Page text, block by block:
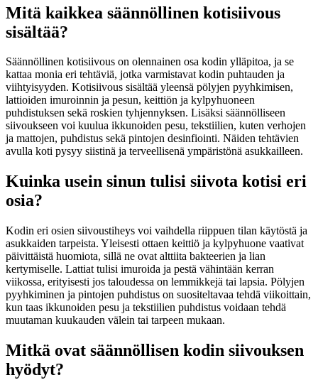
Mitä kaikkea säännöllinen kotisiivous
sisältää?
Säännöllinen kotisiivous on olennainen osa kodin ylläpitoa, ja se
kattaa monia eri tehtäviä, jotka varmistavat kodin puhtauden ja
viihtyisyyden. Kotisiivous sisältää yleensä pölyjen pyyhkimisen,
lattioiden imuroinnin ja pesun, keittiön ja kylpyhuoneen
puhdistuksen sekä roskien tyhjennyksen. Lisäksi säännölliseen
siivoukseen voi kuulua ikkunoiden pesu, tekstiilien, kuten verhojen
ja mattojen, puhdistus sekä pintojen desinfiointi. Näiden tehtävien
avulla koti pysyy siistinä ja terveellisenä ympäristönä asukkailleen.
Kuinka usein sinun tulisi siivota kotisi eri
osia?
Kodin eri osien siivoustiheys voi vaihdella riippuen tilan käytöstä ja
asukkaiden tarpeista. Yleisesti ottaen keittiö ja kylpyhuone vaativat
päivittäistä huomiota, sillä ne ovat alttiita bakteerien ja lian
kertymiselle. Lattiat tulisi imuroida ja pestä vähintään kerran
viikossa, erityisesti jos taloudessa on lemmikkejä tai lapsia. Pölyjen
pyyhkiminen ja pintojen puhdistus on suositeltavaa tehdä viikoittain,
kun taas ikkunoiden pesu ja tekstiilien puhdistus voidaan tehdä
muutaman kuukauden välein tai tarpeen mukaan.
Mitkä ovat säännöllisen kodin siivouksen
hyödyt?